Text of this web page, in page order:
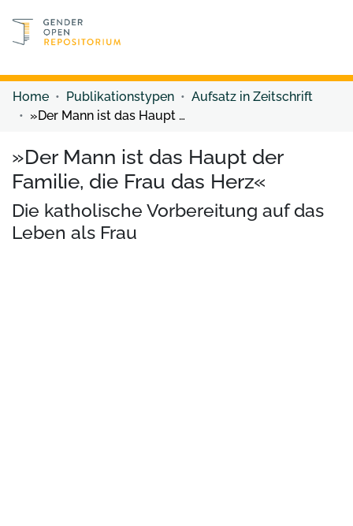
Discover content
Home Publikationstypen
Aufsatz in Zeitschrift
»Der Mann ist das Haupt der Familie, die Frau das Herz«
»Der Mann ist das Haupt der
Familie, die Frau das Herz«
Die katholische Vorbereitung auf das
Leben als Frau